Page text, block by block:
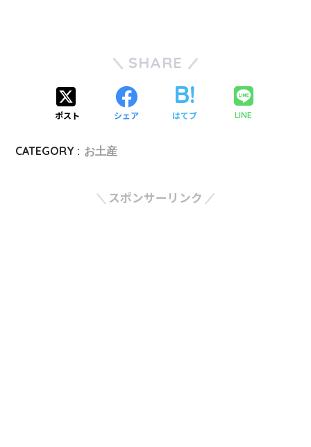
SHARE
ポスト シェア はてブ LINE
CATEGORY : お土産
スポンサーリンク